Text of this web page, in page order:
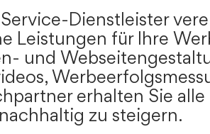
Dienstleister
Leistungen für Ihre
und
erhalten Sie
zu steigern.